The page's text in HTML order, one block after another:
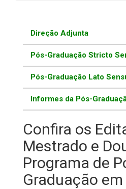
Direção Adjunta
Pós-Graduação Stricto
Pós-Graduação Lato
Informes da Pós-
Confira os
Mestrado e
Programa de
Graduação em